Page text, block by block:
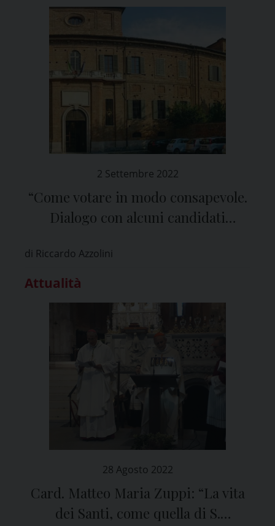
2 Settembre 2022
“Come votare in modo consapevole.
Dialogo con alcuni candidati
di Riccardo Azzolini
Attualità
28 Agosto 2022
Card. Matteo Maria Zuppi: “La vita
dei Santi, come quella di S.